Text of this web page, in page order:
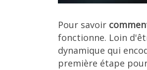
Pour savoir
fonctionne. Loin
dynamique qui
première étape